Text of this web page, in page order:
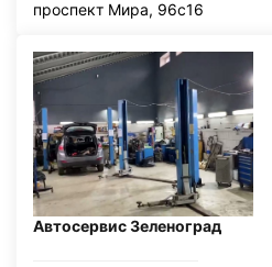
проспект Мира, 96с16
Автосервис Зеленоград